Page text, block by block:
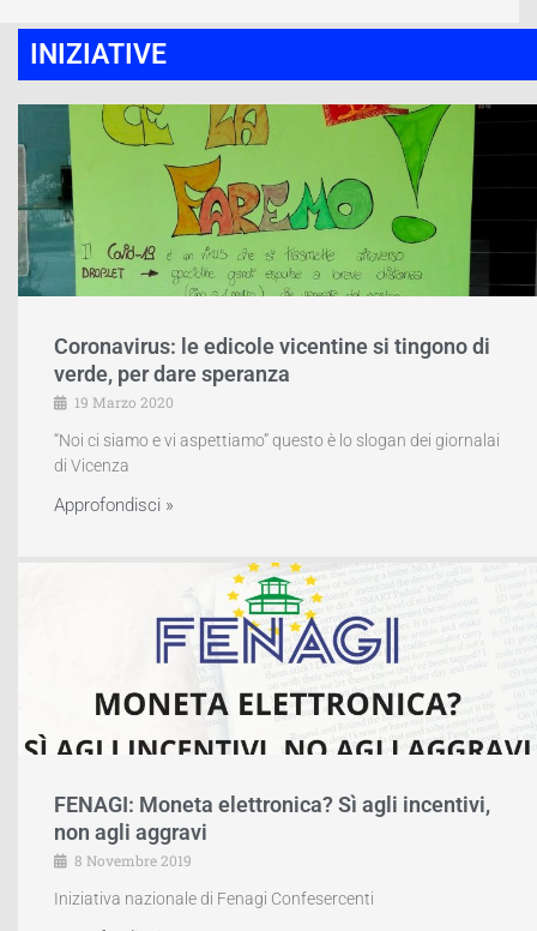
INIZIATIVE
Coronavirus: le edicole vicentine si tingono di
verde, per dare speranza
19 Marzo 2020
“Noi ci siamo e vi aspettiamo” questo è lo slogan dei giornalai
di Vicenza
Approfondisci »
FENAGI: Moneta elettronica? Sì agli incentivi,
non agli aggravi
8 Novembre 2019
Iniziativa nazionale di Fenagi Confesercenti